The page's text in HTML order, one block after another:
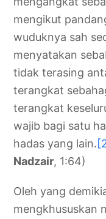
mengikut
wuduknya sah
menyatakan
tidak terasing
terangkat
terangkat
wajib bagi satu
hadas yang lain.
Nadzair, 1:64)
Oleh yang
mengkhususkan